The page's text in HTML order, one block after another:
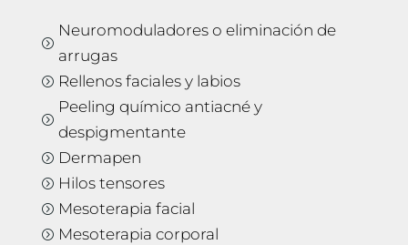
=
Neuromoduladores o eliminación de
arrugas
= Rellenos faciales y labios
=
Peeling químico antiacné y
despigmentante
= Dermapen
= Hilos tensores
= Mesoterapia facial
= Mesoterapia corporal